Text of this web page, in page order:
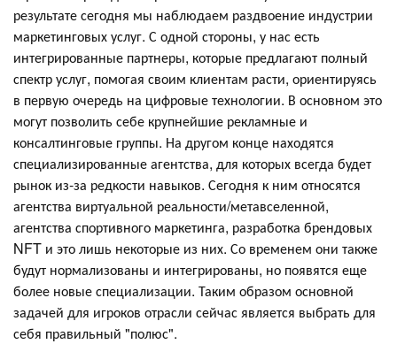
результате сегодня мы наблюдаем раздвоение индустрии
маркетинговых услуг. С одной стороны, у нас есть
интегрированные партнеры, которые предлагают полный
спектр услуг, помогая своим клиентам расти, ориентируясь
в первую очередь на цифровые технологии. В основном это
могут позволить себе крупнейшие рекламные и
консалтинговые группы. На другом конце находятся
специализированные агентства, для которых всегда будет
рынок из-за редкости навыков. Сегодня к ним относятся
агентства виртуальной реальности/метавселенной,
агентства спортивного маркетинга, разработка брендовых
NFT и это лишь некоторые из них. Со временем они также
будут нормализованы и интегрированы, но появятся еще
более новые специализации. Таким образом основной
задачей для игроков отрасли сейчас является выбрать для
себя правильный "полюс".